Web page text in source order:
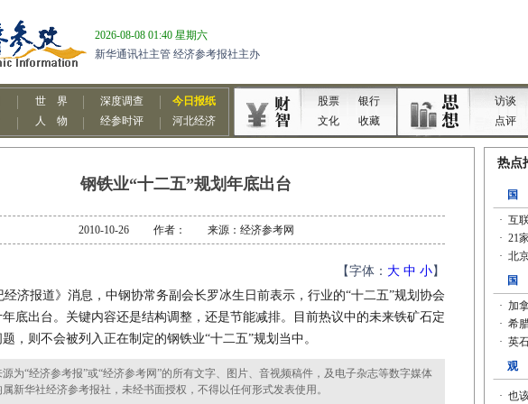
钢铁业“十二五”规划年底出台
2010-10-26 作者： 来源：经济参考网
【字体： 大 中 小】
济报道》消息，中钢协常务副会长罗冰生日前表示，行业的“十二五”规划协会
底出台。关键内容还是结构调整，还是节能减排。目前热议中的未来铁矿石定
，则不会被列入正在制定的钢铁业“十二五”规划当中。
“经济参考报”或“经济参考网”的所有文字、图片、音视频稿件，及电子杂志等数字媒体
新华社经济参考报社，未经书面授权，不得以任何形式发表使用。